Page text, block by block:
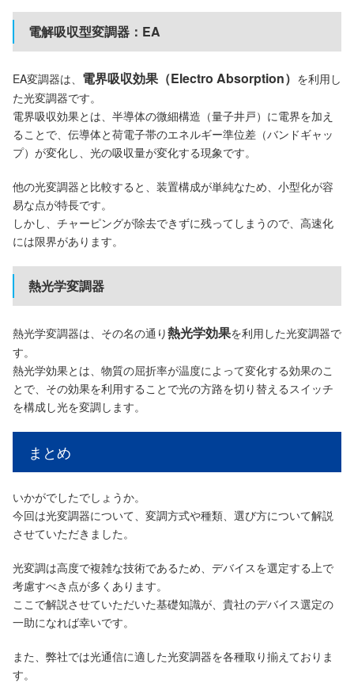
電解吸収型変調器：EA
EA変調器は、 電界吸収効果（Electro Absorption） を利用し
た光変調器です。
電界吸収効果とは、半導体の微細構造（量子井戸）に電界を加え
ることで、伝導体と荷電子帯のエネルギー準位差（バンドギャッ
プ）が変化し、光の吸収量が変化する現象です。
他の光変調器と比較すると、装置構成が単純なため、小型化が容
易な点が特長です。
しかし、チャーピングが除去できずに残ってしまうので、高速化
には限界があります。
熱光学変調器
熱光学変調器は、その名の通り熱光学効果を利用した光変調器で
す。
熱光学効果とは、物質の屈折率が温度によって変化する効果のこ
とで、その効果を利用することで光の方路を切り替えるスイッチ
を構成し光を変調します。
まとめ
いかがでしたでしょうか。
今回は光変調器について、変調方式や種類、選び方について解説
させていただきました。
光変調は高度で複雑な技術であるため、デバイスを選定する上で
考慮すべき点が多くあります。
ここで解説させていただいた基礎知識が、貴社のデバイス選定の
一助になれば幸いです。
また、弊社では光通信に適した光変調器を各種取り揃えておりま
す。